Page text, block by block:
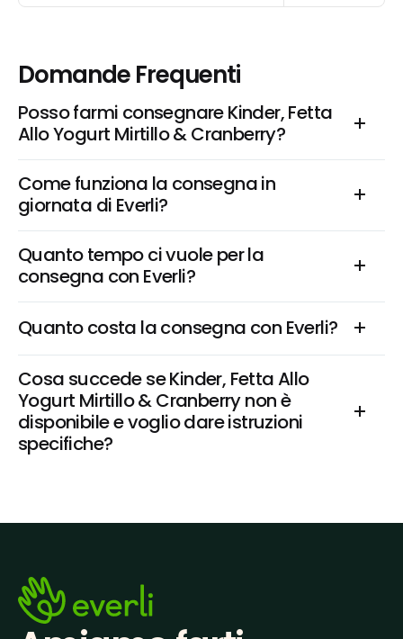
Domande Frequenti
Posso farmi consegnare Kinder, Fetta
Allo Yogurt Mirtillo & Cranberry?
Come funziona la consegna in
giornata di Everli?
Quanto tempo ci vuole per la
consegna con Everli?
Quanto costa la consegna con Everli?
Cosa succede se Kinder, Fetta Allo
Yogurt Mirtillo & Cranberry non è
disponibile e voglio dare istruzioni
specifiche?